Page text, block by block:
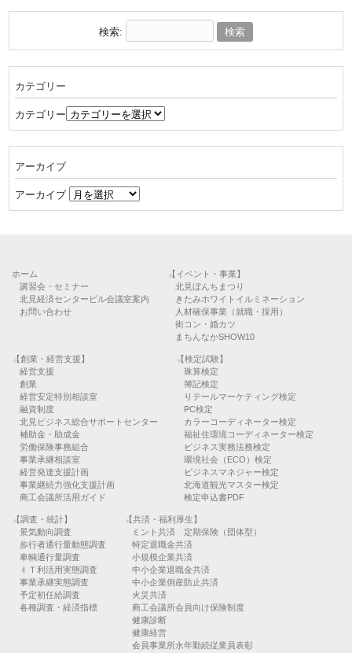
検索:
カテゴリー
カテゴリー
アーカイブ
アーカイブ
ホーム
講習会・セミナー
北見経済センタービル会議室案内
お問い合わせ
【イベント・事業】
北見ぼんちまつり
きたみホワイトイルミネーション
人材確保事業（就職・採用）
街コン・婚カツ
まちんなかSHOW10
【創業・経営支援】
経営支援
創業
経営安定特別相談室
融資制度
北見ビジネス総合サポートセンター
補助金・助成金
労働保険事務組合
事業承継相談室
経営発達支援計画
事業継続力強化支援計画
商工会議所活用ガイド
【検定試験】
珠算検定
簿記検定
リテールマーケティング検定
PC検定
カラーコーディネーター検定
福祉住環境コーディネーター検定
ビジネス実務法務検定
環境社会（ECO）検定
ビジネスマネジャー検定
北海道観光マスター検定
検定申込書PDF
【調査・統計】
景気動向調査
歩行者通行量動態調査
車輌通行量調査
ＩＴ利活用実態調査
事業承継実態調査
予定初任給調査
各種調査・経済指標
【共済・福利厚生】
ミント共済 定期保険（団体型）
特定退職金共済
小規模企業共済
中小企業退職金共済
中小企業倒産防止共済
火災共済
商工会議所会員向け保険制度
健康診断
健康経営
会員事業所永年勤続従業員表彰